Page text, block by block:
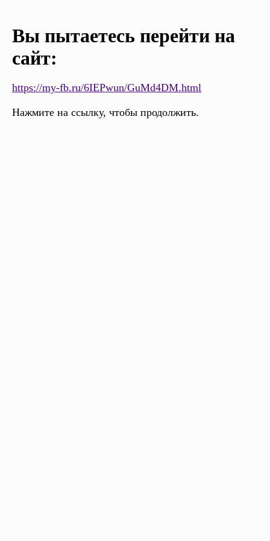
Вы пытаетесь перейти на
сайт:
https://my-fb.ru/6IEPwun/GuMd4DM.html
Нажмите на ссылку, чтобы продолжить.